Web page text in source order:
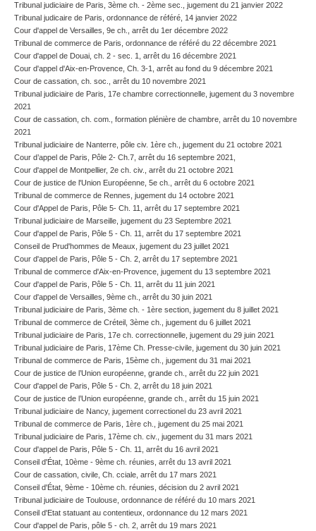
Tribunal judiciaire de Paris, 3ème ch. - 2ème sec., jugement du 21 janvier 2022
Tribunal judicaire de Paris, ordonnance de référé, 14 janvier 2022
Cour d'appel de Versailles, 9e ch., arrêt du 1er décembre 2022
Tribunal de commerce de Paris, ordonnance de référé du 22 décembre 2021
Cour d'appel de Douai, ch. 2 - sec. 1, arrêt du 16 décembre 2021
Cour d'appel d'Aix-en-Provence, Ch. 3-1, arrêt au fond du 9 décembre 2021
Cour de cassation, ch. soc., arrêt du 10 novembre 2021
Tribunal judiciaire de Paris, 17e chambre correctionnelle, jugement du 3 novembre
2021
Cour de cassation, ch. com., formation plénière de chambre, arrêt du 10 novembre
2021
Tribunal judiciaire de Nanterre, pôle civ. 1ère ch., jugement du 21 octobre 2021
Cour d’appel de Paris, Pôle 2- Ch.7, arrêt du 16 septembre 2021,
Cour d'appel de Montpellier, 2e ch. civ., arrêt du 21 octobre 2021
Cour de justice de l'Union Européenne, 5e ch., arrêt du 6 octobre 2021
Tribunal de commerce de Rennes, jugement du 14 octobre 2021
Cour d'Appel de Paris, Pôle 5- Ch. 11, arrêt du 17 septembre 2021
Tribunal judiciaire de Marseille, jugement du 23 Septembre 2021
Cour d'appel de Paris, Pôle 5 - Ch. 11, arrêt du 17 septembre 2021
Conseil de Prud'hommes de Meaux, jugement du 23 juillet 2021
Cour d'appel de Paris, Pôle 5 - Ch. 2, arrêt du 17 septembre 2021
Tribunal de commerce d'Aix-en-Provence, jugement du 13 septembre 2021
Cour d'appel de Paris, Pôle 5 - Ch. 11, arrêt du 11 juin 2021
Cour d'appel de Versailles, 9ème ch., arrêt du 30 juin 2021
Tribunal judiciaire de Paris, 3ème ch. - 1ère section, jugement du 8 juillet 2021
Tribunal de commerce de Créteil, 3ème ch., jugement du 6 juillet 2021
Tribunal judiciaire de Paris, 17e ch. correctionnelle, jugement du 29 juin 2021
Tribunal judiciaire de Paris, 17ème Ch. Presse-civile, jugement du 30 juin 2021
Tribunal de commerce de Paris, 15ème ch., jugement du 31 mai 2021
Cour de justice de l’Union européenne, grande ch., arrêt du 22 juin 2021
Cour d'appel de Paris, Pôle 5 - Ch. 2, arrêt du 18 juin 2021
Cour de justice de l’Union européenne, grande ch., arrêt du 15 juin 2021
Tribunal judiciaire de Nancy, jugement correctionel du 23 avril 2021
Tribunal de commerce de Paris, 1ère ch., jugement du 25 mai 2021
Tribunal judiciaire de Paris, 17ème ch. civ., jugement du 31 mars 2021
Cour d'appel de Paris, Pôle 5 - Ch. 11, arrêt du 16 avril 2021
Conseil d'État, 10ème - 9ème ch. réunies, arrêt du 13 avril 2021
Cour de cassation, civile, Ch. cciale, arrêt du 17 mars 2021
Conseil d'État, 9ème - 10ème ch. réunies, décision du 2 avril 2021
Tribunal judiciaire de Toulouse, ordonnance de référé du 10 mars 2021
Conseil d'Etat statuant au contentieux, ordonnance du 12 mars 2021
Cour d'appel de Paris, pôle 5 - ch. 2, arrêt du 19 mars 2021